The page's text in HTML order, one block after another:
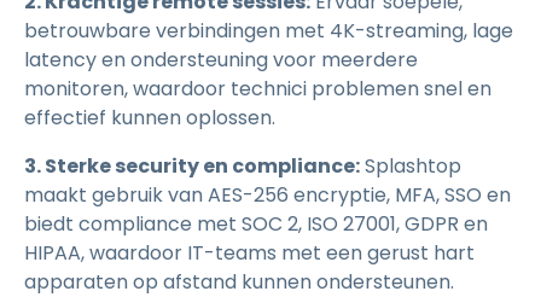
betrouwbare verbindingen met 4K-streaming, lage
latency en ondersteuning voor meerdere
monitoren, waardoor technici problemen snel en
effectief kunnen oplossen.
3. Sterke security en compliance:Splashtop
maakt gebruik van AES-256 encryptie, MFA, SSO en
biedt compliance met SOC 2, ISO 27001, GDPR en
HIPAA, waardoor IT-teams met een gerust hart
apparaten op afstand kunnen ondersteunen.